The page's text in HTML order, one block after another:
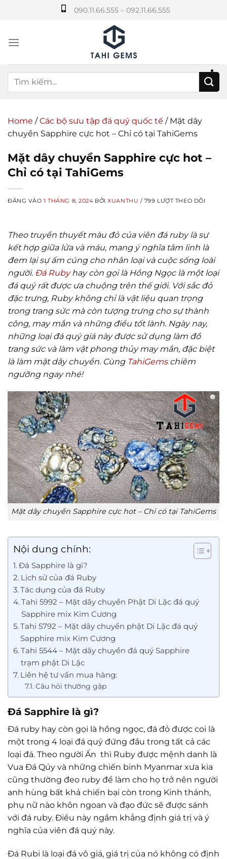
dung
090.11.66.555 – 092.11.66.555
Home /Các bộ sưu tập đá quý quốc tế / Mặt dây
chuyền Sapphire cực hot – Chỉ có tại TahiGems
Mặt dây chuyền Sapphire cực hot –
Chỉ có tại TahiGems
ĐĂNG VÀO1 THÁNG 8, 2024 BỞIXUANTHU / 799 LƯỢT THEO DÕI
Theo truyền thuyết màu đỏ của viên đá ruby là sự
kết hợp giữa lửa và máu, mang ý nghĩa tâm linh là
đem lại sự ấm cúng cho nhân loại và cuộc sống loài
người. Đá Rubyhay còn gọi là Hồng Ngọc là một loại
đá quý rất được ưa chuộng trên thế giới. Với sắc đỏ
đặc trưng, Ruby không chỉ là vật liệu quan trọng
trong trang sức mà còn tượng trưng cho sự thành
công, may mắn và những điều tốt lành. Ngày nay,
những loại đá quý giá này được sử dụng làm đồ
trang sức và làm vật phong thủy may mắn, đặc biệt
là làm mặt dây chuyền. Cùng TahiGemschiêm
ngưỡng ngay nhé!
Mặt dây chuyền Sapphire cực hot – Chỉ có tại TahiGems
Nội dung chính:
Đá Sapphire là gì?
Lịch sử của đá Ruby
Tác dụng của đá Ruby
Tahi 5992 – Mặt dây chuyền Phật Di Lặc đá quý
Sapphire mix Kim Cương
Tahi 5792 – Mặt dây chuyền phật Di Lặc đá quý
Sapphire mix Kim Cương
Tahi 5544 – Mặt dây chuyền đá quý Sapphire
trạm phật Di Lặc
Liên hệ tư vấn mua hàng:
Câu hỏi thường gặp
Đá Sapphire là gì?
Đá ruby hay còn gọi là hồng ngọc, đá đỏ được coi là
một trong 4 loại đá quý đứng đầu trong tất cả các
loại đá. Theo người Ấn thì Ruby được mệnh danh là
Vua Đá Qúy và những chiến binh Myanmar xưa kia
cũng thường đeo ruby để làm cho họ trở nên người
anh hùng bất khả chiến bại còn trong Kinh thánh,
phụ nữ nào khôn ngoan và đạo đức sẽ được sánh
với đá ruby. Điều này ngầm khẳng định giá trị và ý
nghĩa của viên đá quý này.
Đá Rubi là loại đá vô giá, giá trị của nó không có định